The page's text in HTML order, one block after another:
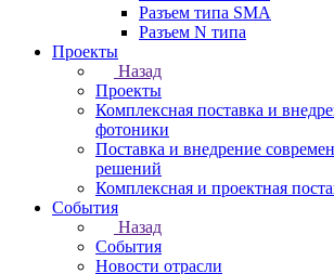
Разъем типа SMA
Разъем N типа
Проекты
Назад
Проекты
Комплексная поставка и
фотоники
Поставка и внедрение
решений
Комплексная и проектная
События
Назад
События
Новости отрасли